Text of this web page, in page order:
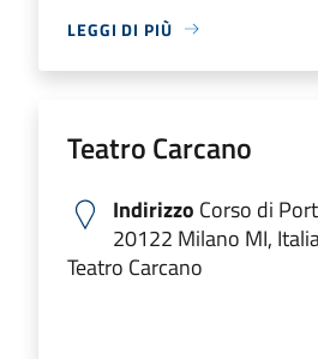
LEGGI DI PIÙ
Teatro Carcano
Indirizzo Corso di
20122 Milano MI,
Teatro Carcano